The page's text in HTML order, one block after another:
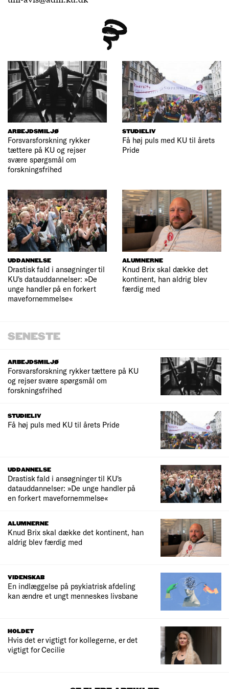
ARBEJDSMILJØ
Forsvarsforskning rykker
tættere på KU og rejser
svære spørgsmål om
forskningsfrihed
STUDIELIV
Få høj puls med KU til årets
Pride
UDDANNELSE
Drastisk fald i ansøgninger til
KU's datauddannelser: »De
unge handler på en forkert
mavefornemmelse«
ALUMNERNE
Knud Brix skal dække det
kontinent, han aldrig blev
færdig med
SENESTE
ARBEJDSMILJØ
Forsvarsforskning rykker tættere på KU
og rejser svære spørgsmål om
forskningsfrihed
STUDIELIV
Få høj puls med KU til årets Pride
UDDANNELSE
Drastisk fald i ansøgninger til KU's
datauddannelser: »De unge handler på
en forkert mavefornemmelse«
ALUMNERNE
Knud Brix skal dække det kontinent, han
aldrig blev færdig med
VIDENSKAB
En indlæggelse på psykiatrisk afdeling
kan ændre et ungt menneskes livsbane
HOLDET
Hvis det er vigtigt for kollegerne, er det
vigtigt for Cecilie